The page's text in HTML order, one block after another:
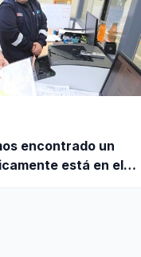
encontrado un
está en el